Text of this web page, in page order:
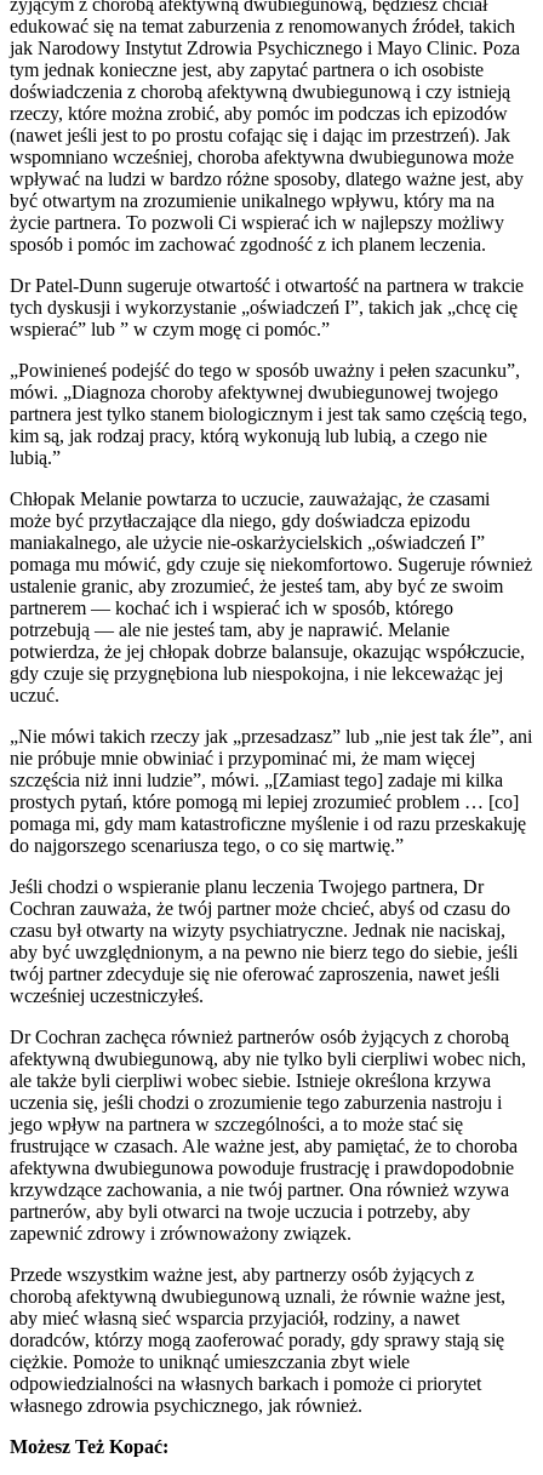
edukować się na temat zaburzenia z renomowanych źródeł, takich
jak Narodowy Instytut Zdrowia Psychicznego i Mayo Clinic. Poza
tym jednak konieczne jest, aby zapytać partnera o ich osobiste
doświadczenia z chorobą afektywną dwubiegunową i czy istnieją
rzeczy, które można zrobić, aby pomóc im podczas ich epizodów
(nawet jeśli jest to po prostu cofając się i dając im przestrzeń). Jak
wspomniano wcześniej, choroba afektywna dwubiegunowa może
wpływać na ludzi w bardzo różne sposoby, dlatego ważne jest, aby
być otwartym na zrozumienie unikalnego wpływu, który ma na
życie partnera. To pozwoli Ci wspierać ich w najlepszy możliwy
sposób i pomóc im zachować zgodność z ich planem leczenia.
Dr Patel-Dunn sugeruje otwartość i otwartość na partnera w trakcie
tych dyskusji i wykorzystanie „oświadczeń I”, takich jak „chcę cię
wspierać” lub ” w czym mogę ci pomóc.”
„Powinieneś podejść do tego w sposób uważny i pełen szacunku”,
mówi. „Diagnoza choroby afektywnej dwubiegunowej twojego
partnera jest tylko stanem biologicznym i jest tak samo częścią tego,
kim są, jak rodzaj pracy, którą wykonują lub lubią, a czego nie
lubią.”
Chłopak Melanie powtarza to uczucie, zauważając, że czasami
może być przytłaczające dla niego, gdy doświadcza epizodu
maniakalnego, ale użycie nie-oskarżycielskich „oświadczeń I”
pomaga mu mówić, gdy czuje się niekomfortowo. Sugeruje również
ustalenie granic, aby zrozumieć, że jesteś tam, aby być ze swoim
partnerem — kochać ich i wspierać ich w sposób, którego
potrzebują — ale nie jesteś tam, aby je naprawić. Melanie
potwierdza, że jej chłopak dobrze balansuje, okazując współczucie,
gdy czuje się przygnębiona lub niespokojna, i nie lekceważąc jej
uczuć.
„Nie mówi takich rzeczy jak „przesadzasz” lub „nie jest tak źle”, ani
nie próbuje mnie obwiniać i przypominać mi, że mam więcej
szczęścia niż inni ludzie”, mówi. „[Zamiast tego] zadaje mi kilka
prostych pytań, które pomogą mi lepiej zrozumieć problem … [co]
pomaga mi, gdy mam katastroficzne myślenie i od razu przeskakuję
do najgorszego scenariusza tego, o co się martwię.”
Jeśli chodzi o wspieranie planu leczenia Twojego partnera, Dr
Cochran zauważa, że twój partner może chcieć, abyś od czasu do
czasu był otwarty na wizyty psychiatryczne. Jednak nie naciskaj,
aby być uwzględnionym, a na pewno nie bierz tego do siebie, jeśli
twój partner zdecyduje się nie oferować zaproszenia, nawet jeśli
wcześniej uczestniczyłeś.
Dr Cochran zachęca również partnerów osób żyjących z chorobą
afektywną dwubiegunową, aby nie tylko byli cierpliwi wobec nich,
ale także byli cierpliwi wobec siebie. Istnieje określona krzywa
uczenia się, jeśli chodzi o zrozumienie tego zaburzenia nastroju i
jego wpływ na partnera w szczególności, a to może stać się
frustrujące w czasach. Ale ważne jest, aby pamiętać, że to choroba
afektywna dwubiegunowa powoduje frustrację i prawdopodobnie
krzywdzące zachowania, a nie twój partner. Ona również wzywa
partnerów, aby byli otwarci na twoje uczucia i potrzeby, aby
zapewnić zdrowy i zrównoważony związek.
Przede wszystkim ważne jest, aby partnerzy osób żyjących z
chorobą afektywną dwubiegunową uznali, że równie ważne jest,
aby mieć własną sieć wsparcia przyjaciół, rodziny, a nawet
doradców, którzy mogą zaoferować porady, gdy sprawy stają się
ciężkie. Pomoże to uniknąć umieszczania zbyt wiele
odpowiedzialności na własnych barkach i pomoże ci priorytet
własnego zdrowia psychicznego, jak również.
Możesz Też Kopać: